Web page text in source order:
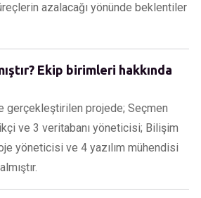
azalacağı yönünde beklentiler
Ekip birimleri hakkında
gerçekleştirilen projede; Seçmen
ve 3 veritabanı yöneticisi; Bilişim
yöneticisi ve 4 yazılım mühendisi